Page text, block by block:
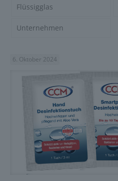
Flüssigglas
Unternehmen
6. Oktober 2024